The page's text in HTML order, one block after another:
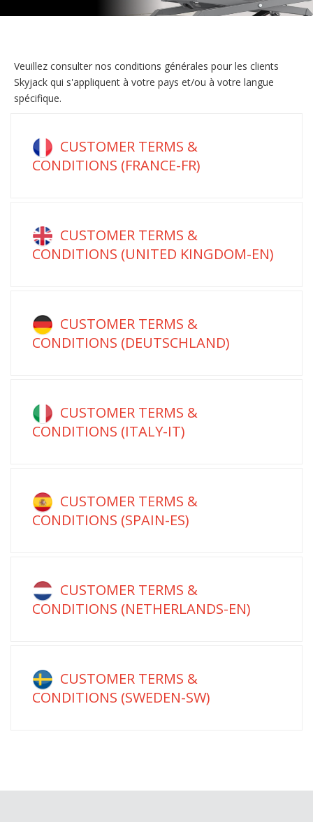
Veuillez consulter nos conditions générales pour les clients
Skyjack qui s'appliquent à votre pays et/ou à votre langue
spécifique.
CUSTOMER TERMS &
CONDITIONS (FRANCE-FR)
CUSTOMER TERMS &
CONDITIONS (UNITED KINGDOM-EN)
CUSTOMER TERMS &
CONDITIONS (DEUTSCHLAND)
CUSTOMER TERMS &
CONDITIONS (ITALY-IT)
CUSTOMER TERMS &
CONDITIONS (SPAIN-ES)
CUSTOMER TERMS &
CONDITIONS (NETHERLANDS-EN)
CUSTOMER TERMS &
CONDITIONS (SWEDEN-SW)